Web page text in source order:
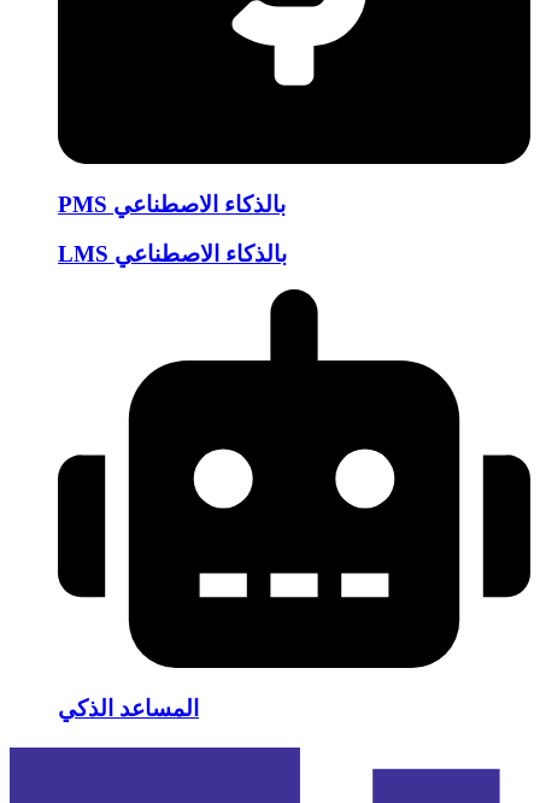
PMS بالذكاء الاصطناعي
LMS بالذكاء الاصطناعي
المساعد الذكي